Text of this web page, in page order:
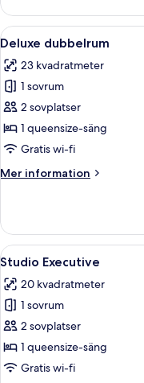
dubbelrum
Öppna
alla
foton
för
Deluxe
dubbelrum
6
Deluxe dubbelrum
23 kvadratmeter
1 sovrum
2 sovplatser
1 queensize-säng
Gratis wi-fi
Mer information
Mer
dubbelrum
Öppna
alla
foton
för
Studio
Executive
6
Studio Executive
20 kvadratmeter
1 sovrum
2 sovplatser
1 queensize-säng
Gratis wi-fi